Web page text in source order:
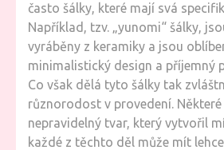
často šálky, které mají svá
Například, tzv. „yunomi“ šálky,
vyráběny z keramiky a jsou
minimalistický design a příjemný
Co však dělá tyto šálky tak
různorodost v provedení.
nepravidelný tvar, který vytvořil
každé z těchto děl může mít